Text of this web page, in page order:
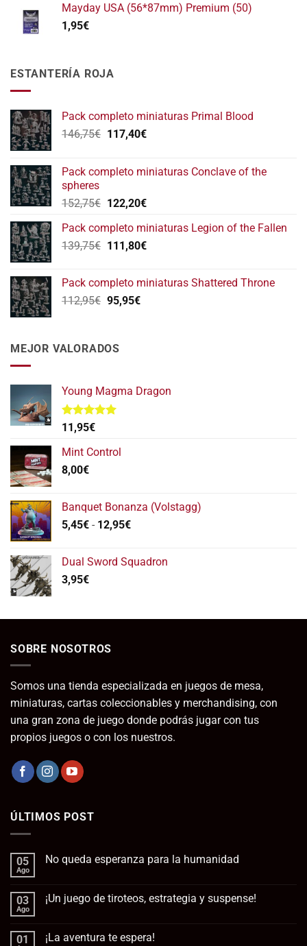
Mayday USA (56*87mm) Premium (50)
1,95€
ESTANTERÍA ROJA
Pack completo miniaturas Primal Blood
146,75€ El
era:
117,40€El
es:
Pack completo miniaturas Conclave of the
spheres
152,75€ El
original
era:
122,20€El
actual
es:
Pack completo miniaturas Legion of the Fallen
139,75€ El
era:
139,75€.
111,80€El
es:
Pack completo miniaturas Shattered Throne
112,95€ El
era:
95,95€El
MEJOR VALORADOS
Young Magma Dragon
Valorado
con
de 5
11,95€
Mint Control
8,00€
Banquet Bonanza (Volstagg)
5,45€ - 12,95€Rango
desde
Dual Sword Squadron
3,95€
SOBRE NOSOTROS
Somos una tienda especializada en juegos de mesa,
miniaturas, cartas coleccionables y merchandising, con
una gran zona de juego donde podrás jugar con tus
propios juegos o con los nuestros.
ÚLTIMOS POST
05
Ago
No queda esperanza para la humanidad
en
para
la
03
Ago
¡Un juego de tiroteos, estrategia y suspense!
en
01 ¡La aventura te espera!